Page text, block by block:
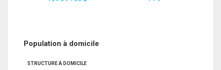
Population à domicile
STRUCTURE À DOMICILE